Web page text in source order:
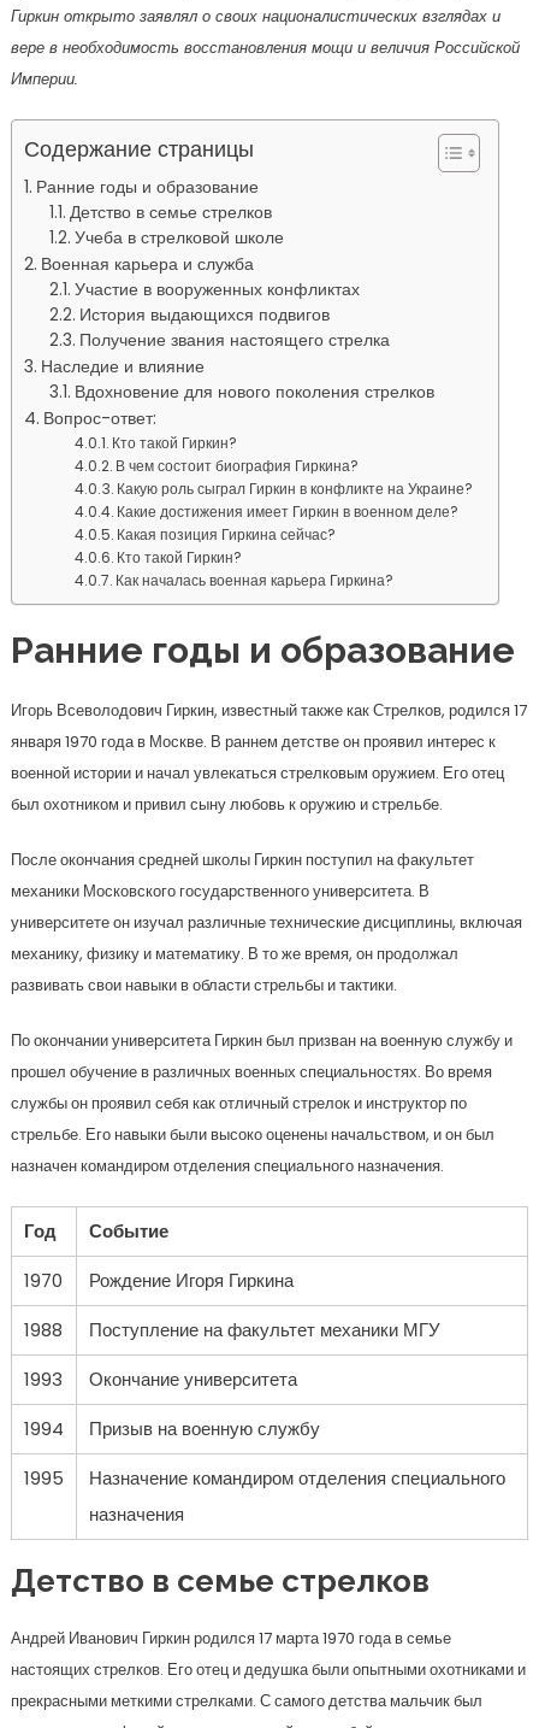
Гиркин открыто заявлял о своих националистических взглядах и
вере в необходимость восстановления мощи и величия Российской
Империи.
Содержание страницы
Ранние годы и образование
Детство в семье стрелков
Учеба в стрелковой школе
Военная карьера и служба
Участие в вооруженных конфликтах
История выдающихся подвигов
Получение звания настоящего стрелка
Наследие и влияние
Вдохновение для нового поколения стрелков
Вопрос-ответ:
Кто такой Гиркин?
В чем состоит биография Гиркина?
Какую роль сыграл Гиркин в конфликте на Украине?
Какие достижения имеет Гиркин в военном деле?
Какая позиция Гиркина сейчас?
Кто такой Гиркин?
Как началась военная карьера Гиркина?
Ранние годы и образование
Игорь Всеволодович Гиркин, известный также как Стрелков, родился 17
января 1970 года в Москве. В раннем детстве он проявил интерес к
военной истории и начал увлекаться стрелковым оружием. Его отец
был охотником и привил сыну любовь к оружию и стрельбе.
После окончания средней школы Гиркин поступил на факультет
механики Московского государственного университета. В
университете он изучал различные технические дисциплины, включая
механику, физику и математику. В то же время, он продолжал
развивать свои навыки в области стрельбы и тактики.
По окончании университета Гиркин был призван на военную службу и
прошел обучение в различных военных специальностях. Во время
службы он проявил себя как отличный стрелок и инструктор по
стрельбе. Его навыки были высоко оценены начальством, и он был
назначен командиром отделения специального назначения.
Год
Событие
1970
Рождение Игоря Гиркина
1988
Поступление на факультет механики МГУ
1993
Окончание университета
1994
Призыв на военную службу
1995
Назначение командиром отделения специального
назначения
Детство в семье стрелков
Андрей Иванович Гиркин родился 17 марта 1970 года в семье
настоящих стрелков. Его отец и дедушка были опытными охотниками и
прекрасными меткими стрелками. С самого детства мальчик был